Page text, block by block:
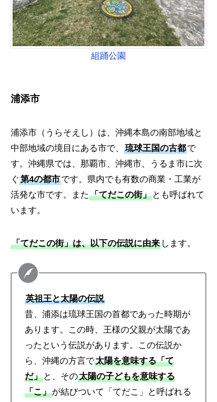
組踊公園
浦添市
浦添市（うらそえし）は、沖縄本島の南部地域と
中部地域の境目にある市で、琉球王国の古都で
す。沖縄県では、那覇市、沖縄市、うるま市に次
ぐ第4の都市です。県内でも有数の商業・工業が
活発な市です。また「てだこの街」 とも呼ばれて
います。
「てだこの街」は、以下の伝説に由来 します。
英祖王と太陽の伝説
昔、浦添は琉球王国の首都であった時期が
あります。この時、王様の父親が太陽であ
ったという伝説があります。この伝説か
ら、沖縄の方言で太陽を意味する「て
だ」 と、その太陽の子どもを意味する
「こ」が結びついて「てだこ」と呼ばれる